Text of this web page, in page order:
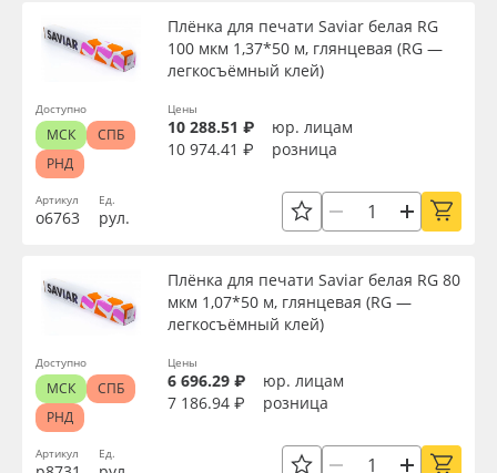
Артикул
о6763
Плёнка для печати Saviar белая RG
100 мкм 1,37*50 м, глянцевая (RG —
легкосъёмный клей)
Ед.
рул.
Цены
10 288.51 ₽
юр. лицам
10 974.41 ₽
розница
Доступно
МСК
СПБ
РНД
Артикул
Плёнка для печати Saviar белая RG 80
мкм 1,07*50 м, глянцевая (RG —
легкосъёмный клей)
Ед.
Цены
6 696.29 ₽
юр. лицам
7 186.94 ₽
розница
Доступно
МСК
СПБ
РНД